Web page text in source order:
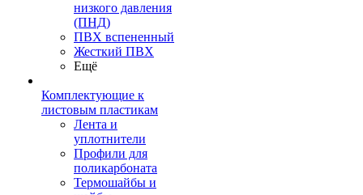
низкого давления
(ПНД)
ПВХ вспененный
Жесткий ПВХ
Ещё
Комплектующие к
листовым пластикам
Лента и
уплотнители
Профили для
поликарбоната
Термошайбы и